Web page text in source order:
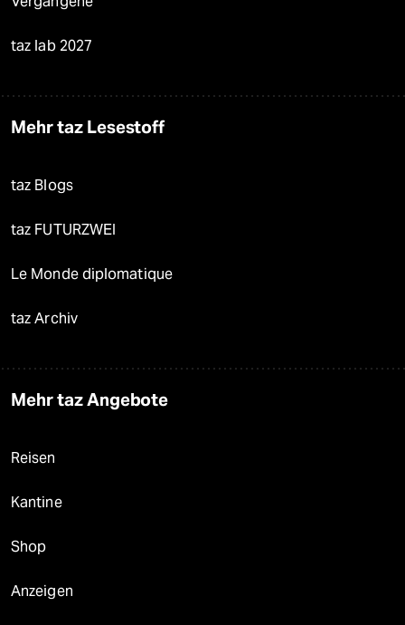
taz lab 2027
Mehr taz Lesestoff
taz Blogs
taz FUTURZWEI
Le Monde diplomatique
taz Archiv
Mehr taz Angebote
Reisen
Kantine
Shop
Anzeigen